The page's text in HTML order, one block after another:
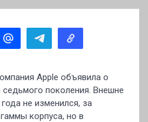
Apple объявила о
поколения. Внешне
не изменился, за
корпуса, но в